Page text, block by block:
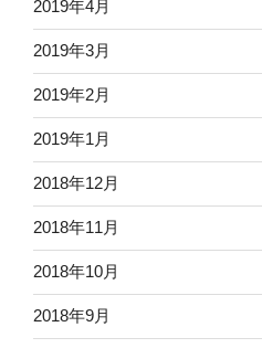
2019年4月
2019年3月
2019年2月
2019年1月
2018年12月
2018年11月
2018年10月
2018年9月